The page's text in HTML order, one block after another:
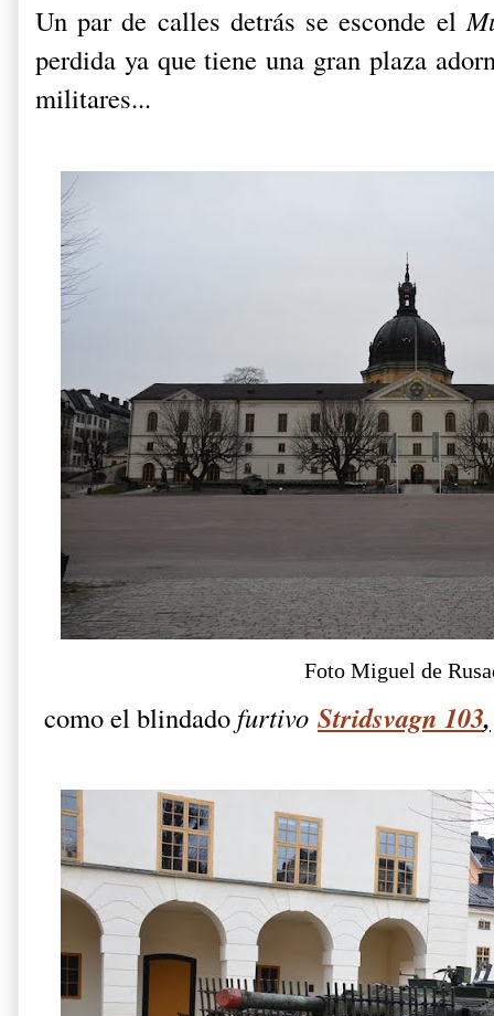
Un par de calles detrás se esconde el
perdida ya que tiene una gran plaza
militares...
Foto Miguel de
como el blindado furtivo Stridsvagn 103,